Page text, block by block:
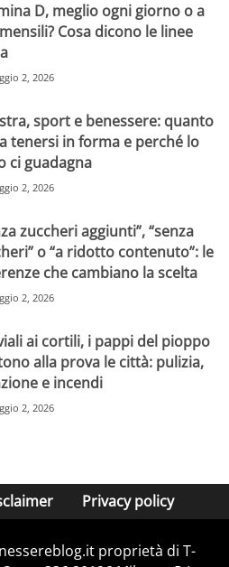
D, meglio ogni giorno o a
Cosa dicono le linee
2, 2026
sport e benessere: quanto
tenersi in forma e perché lo
ci guadagna
2, 2026
zuccheri aggiunti”, “senza
o “a ridotto contenuto”: le
che cambiano la scelta
2, 2026
ai cortili, i pappi del pioppo
alla prova le città: pulizia,
e incendi
2, 2026
Privacy policy
proprietà di T-